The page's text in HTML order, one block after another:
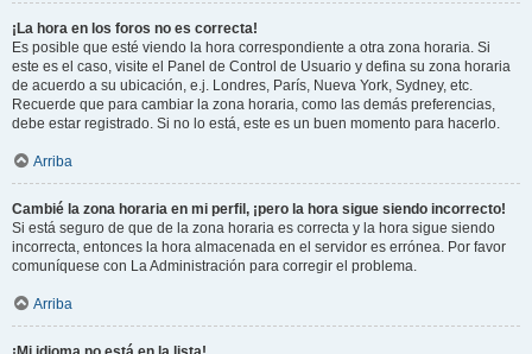
¡La hora en los foros no es correcta!
Es posible que esté viendo la hora correspondiente a otra zona horaria. Si
este es el caso, visite el Panel de Control de Usuario y defina su zona horaria
de acuerdo a su ubicación, e.j. Londres, París, Nueva York, Sydney, etc.
Recuerde que para cambiar la zona horaria, como las demás preferencias,
debe estar registrado. Si no lo está, este es un buen momento para hacerlo.
Arriba
Cambié la zona horaria en mi perfil, ¡pero la hora sigue siendo incorrecto!
Si está seguro de que de la zona horaria es correcta y la hora sigue siendo
incorrecta, entonces la hora almacenada en el servidor es errónea. Por favor
comuníquese con La Administración para corregir el problema.
Arriba